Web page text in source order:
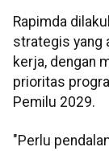
Rapimda
strategis yang
kerja, dengan
prioritas
Pemilu 2029.
"Perlu